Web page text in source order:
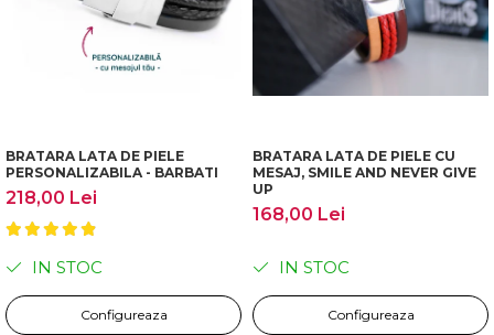
BRATARA LATA DE PIELE
PERSONALIZABILA - BARBATI
218,00 Lei
IN STOC
Configureaza
BRATARA LATA DE PIELE CU
MESAJ, SMILE AND NEVER GIVE
UP
168,00 Lei
IN STOC
Configureaza